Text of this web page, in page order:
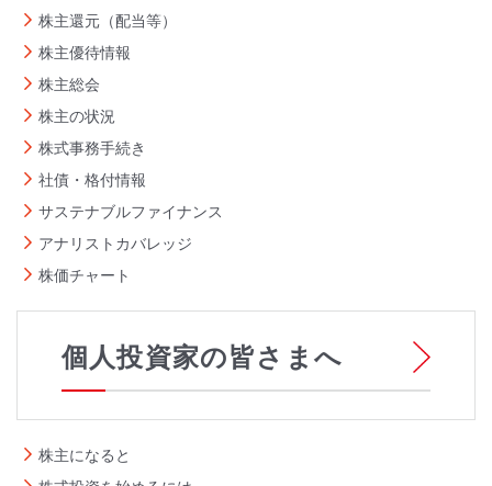
株主還元（配当等）
株主優待情報
株主総会
株主の状況
株式事務手続き
社債・格付情報
サステナブルファイナンス
アナリストカバレッジ
株価チャート
個人投資家の皆さまへ
株主になると